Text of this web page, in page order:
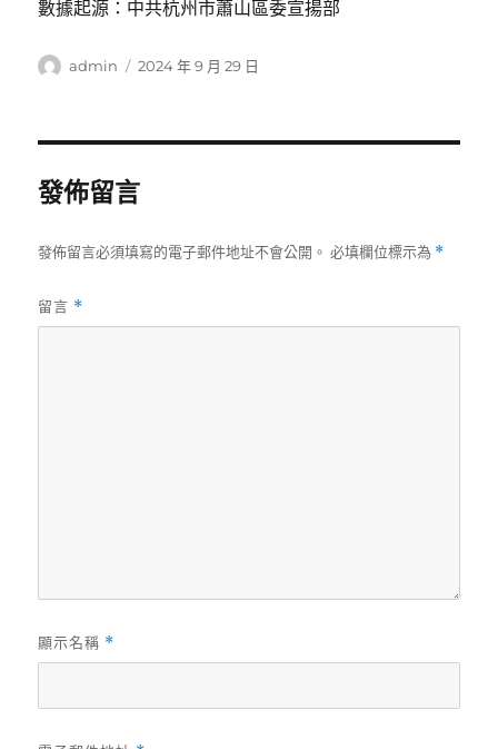
數據起源：中共杭州市蕭山區委宣揚部
作
admin
發
2024 年 9 月 29 日
發佈留言
發佈留言必須填寫的電子郵件地址不會公開。 必填欄位標示為 *
留言 *
顯示名稱 *